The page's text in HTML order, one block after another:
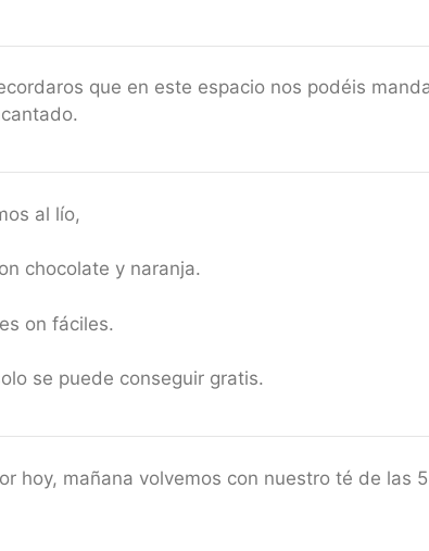
que en este espacio nos podéis
al lío,
chocolate y naranja.
on fáciles.
se puede conseguir gratis.
hoy, mañana volvemos con nuestro té de